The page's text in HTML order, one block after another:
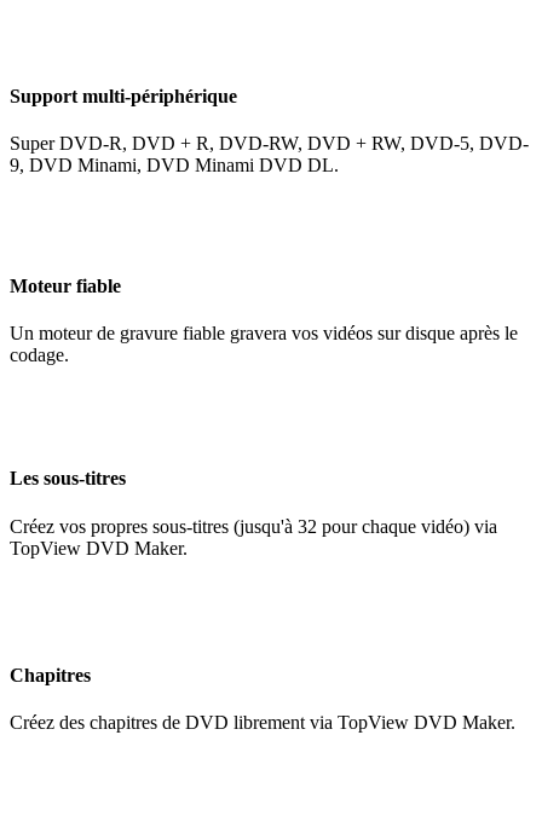
Support multi-périphérique
Super DVD-R, DVD + R, DVD-RW, DVD + RW, DVD-5, DVD-
9, DVD Minami, DVD Minami DVD DL.
Moteur fiable
Un moteur de gravure fiable gravera vos vidéos sur disque après le
codage.
Les sous-titres
Créez vos propres sous-titres (jusqu'à 32 pour chaque vidéo) via
TopView DVD Maker.
Chapitres
Créez des chapitres de DVD librement via TopView DVD Maker.